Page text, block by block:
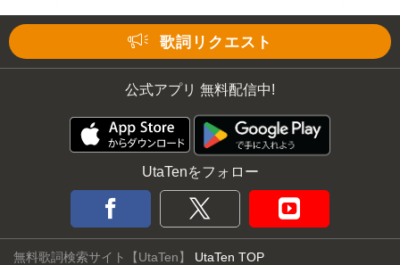
歌詞リクエスト
公式アプリ 無料配信中!
UtaTenをフォロー
無料歌詞検索サイト【UtaTen】 UtaTen TOP